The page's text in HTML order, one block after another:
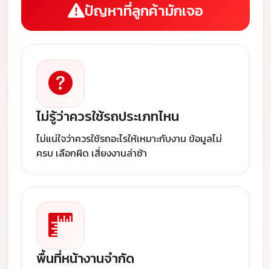
ปัญหาที่ลูกค้ามักเจอ
ไม่รู้ว่าควรใช้รถประเภทไหน
ไม่แน่ใจว่าควรใช้รถอะไรให้เหมาะกับงาน ข้อมูลไม่
ครบ เลือกผิด เสี่ยงงานล่าช้า
พื้นที่หน้างานจำกัด